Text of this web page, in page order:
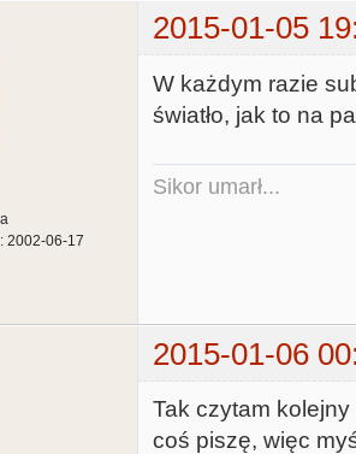
2015-01-05
2002-06-17
W każdym razie
światło, jak to na
Sikor umarł...
2015-01-06
Tak czytam
coś piszę, więc